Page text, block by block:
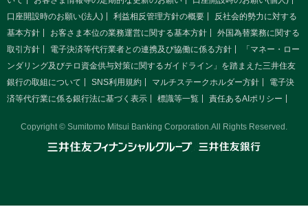
口座開設時のお願い(法人)
利益相反管理方針の概要
反社会的勢力に対する
基本方針
お客さま本位の業務運営に関する基本方針
外国為替業務に関する
取引方針
電子決済等代行業者との連携及び協働に係る方針
「マネー・ロー
ンダリング及びテロ資金供与対策に関するガイドライン」を踏まえた三井住友
銀行の取組について
SNS利用規約 マルチステークホルダー方針
電子決
済等代行業に係る銀行法に基づく表示
標識等一覧 責任あるAIポリシー
Copyright © Sumitomo Mitsui Banking Corporation.All Rights Reserved.